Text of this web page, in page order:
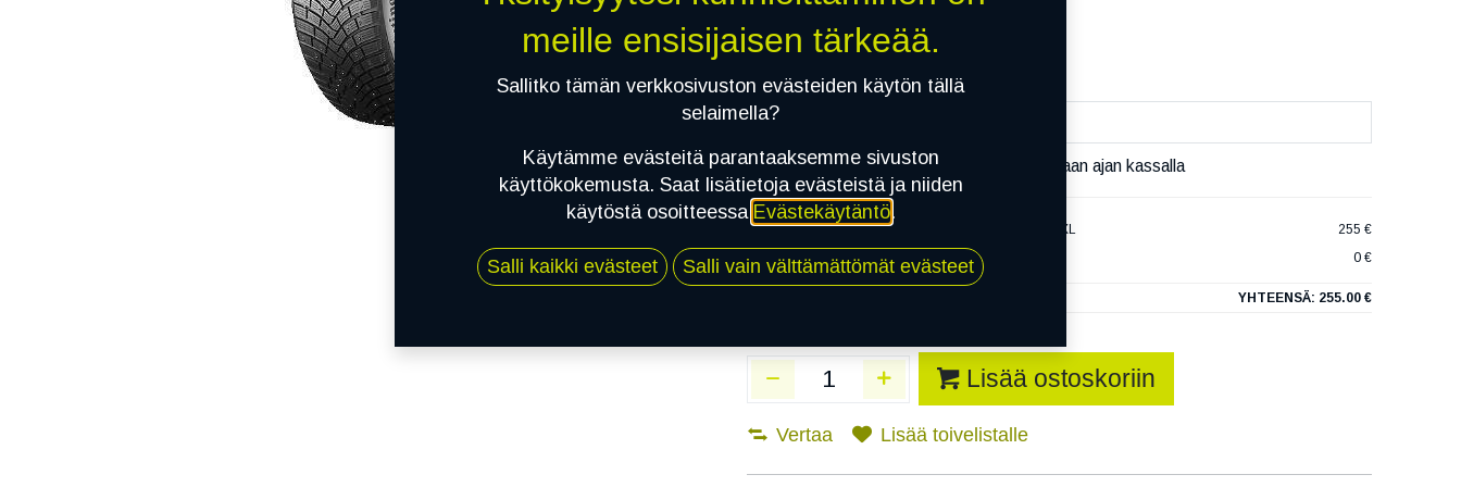
Asennuspalvelu
Mikäli valitset asennuksen, pääset varaamaan ajan kassalla
1X 215/55R18 99T CONTINENTAL ICECONTACT 3 XL
255 €
EI ASENNUSTA
0 €
YHTEENSÄ: 255.00 €
Lisää ostoskoriin
Vertaa Lisää toivelistalle
meille ensisijaisen tärkeää.
Sallitko tämän verkkosivuston evästeiden käytön tällä
selaimella?
Käytämme evästeitä parantaaksemme sivuston
käyttökokemusta. Saat lisätietoja evästeistä ja niiden
käytöstä osoitteessa Evästekäytäntö.
Salli kaikki evästeet Salli vain välttämättömät evästeet